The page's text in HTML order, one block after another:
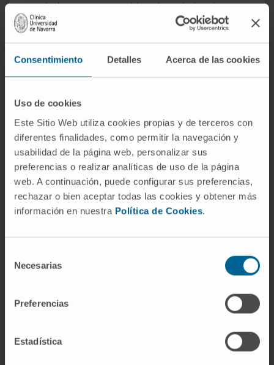
Consentimiento Detalles Acerca de las cookies
Uso de cookies
Este Sitio Web utiliza cookies propias y de terceros con
diferentes finalidades, como permitir la navegación y
usabilidad de la página web, personalizar sus
preferencias o realizar analíticas de uso de la página
web. A continuación, puede configurar sus preferencias,
rechazar o bien aceptar todas las cookies y obtener más
información en nuestra Política de Cookies.
Necesarias
Preferencias
Estadística
cuidadosamente establecido y el plan de
tratamiento se ajuste a cada paciente.
Acalasia
Colon irritable
Diverticulosis y diverticulitis
Divertículo de Zenker
Enfermedad celíaca
Enfermedad inflamatoria intestinal:
Enfermedad de Crohn y Colitis Ulcerosa
Esofagitis eosinofílica
Estreñimiento
Hernia de hiato
Reflujo gastroesofágico